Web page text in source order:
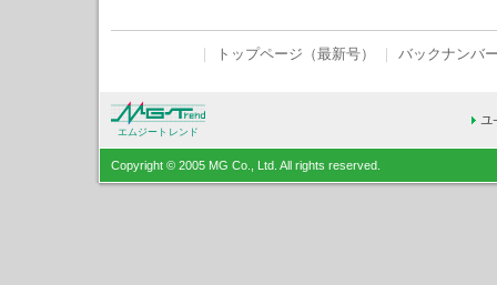
トップページ（最新号） バックナンバ
エムジートレンド
Copyright © 2005 MG Co., Ltd. All rights reserved.